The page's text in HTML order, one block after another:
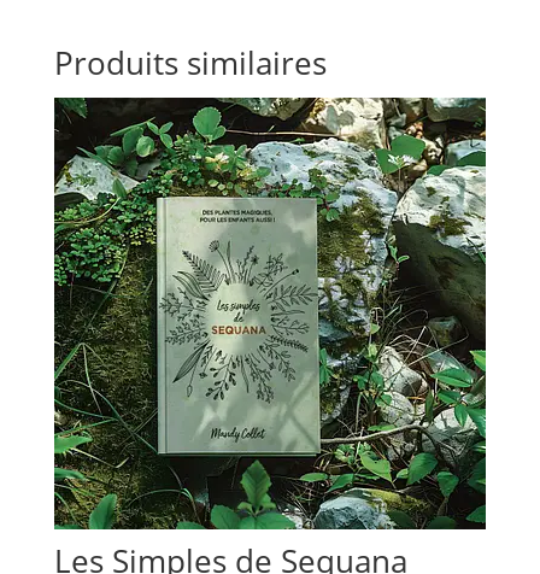
Produits similaires
Les Simples de Sequana